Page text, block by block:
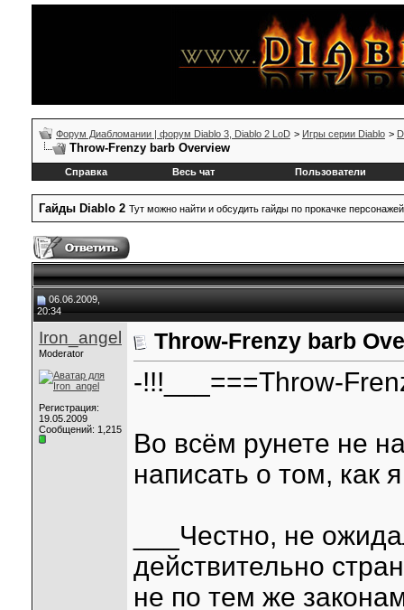
Форум Диабломании | форум Diablo 3, Diablo 2 LoD > Игры серии Diablo >
Throw-Frenzy barb Overview
Справка Весь чат Пользователи
Гайды Diablo 2 Тут можно найти и обсудить гайды по прокачке
06.06.2009,
20:34
Iron_angel
Moderator
Регистрация:
19.05.2009
Сообщений: 1,215
Throw-Frenzy barb
-!!!___===Throw-
Во всём рунете не
написать о том, как
___Честно, не
действительно
не по тем же